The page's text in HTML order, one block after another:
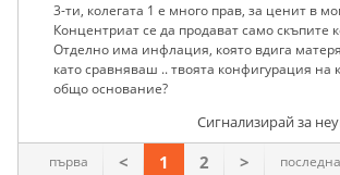
3-ти, колегата 1 е много прав, за ценит в
Концентриат се да продават само скъпите
Отделно има инфлация, която вдига
като сравняваш .. твоята конфигурация на
общо основание?
Сигнализирай за
първа < 1 2 > последна